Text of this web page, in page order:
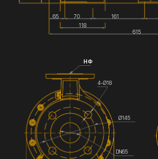
65 70 161
118
615
НФ
DN65
4-Ø18
Ø145